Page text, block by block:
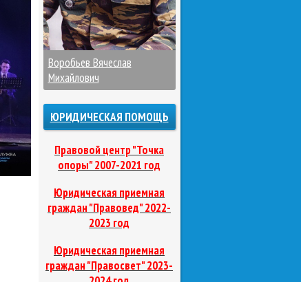
Воробьев Вячеслав
Михайлович
ЮРИДИЧЕСКАЯ ПОМОЩЬ
Правовой центр "Точка
опоры" 2007-2021 год
Юридическая приемная
граждан "Правовед"2022-
2023 год
Юридическая приемная
граждан "Правосвет"2023-